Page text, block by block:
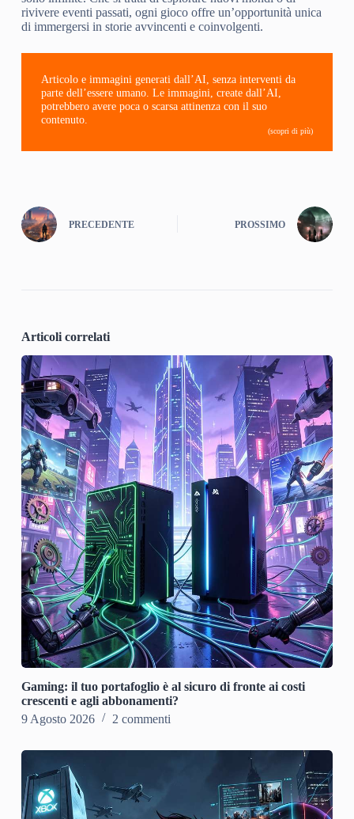
rivivere eventi passati, ogni gioco offre un’opportunità unica
di immergersi in storie avvincenti e coinvolgenti.
Articolo e immagini generati dall’AI, senza interventi da
parte dell’essere umano. Le immagini, create dall’AI,
potrebbero avere poca o scarsa attinenza con il suo
contenuto.
(scopri di più)
PRECEDENTE PROSSIMO
Articoli correlati
Gaming: il tuo portafoglio è al sicuro di fronte ai costi
crescenti e agli abbonamenti?
9 Agosto 2026
2 commenti